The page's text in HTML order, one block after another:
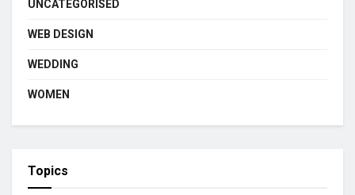
UNCATEGORISED
WEB DESIGN
WEDDING
WOMEN
Topics